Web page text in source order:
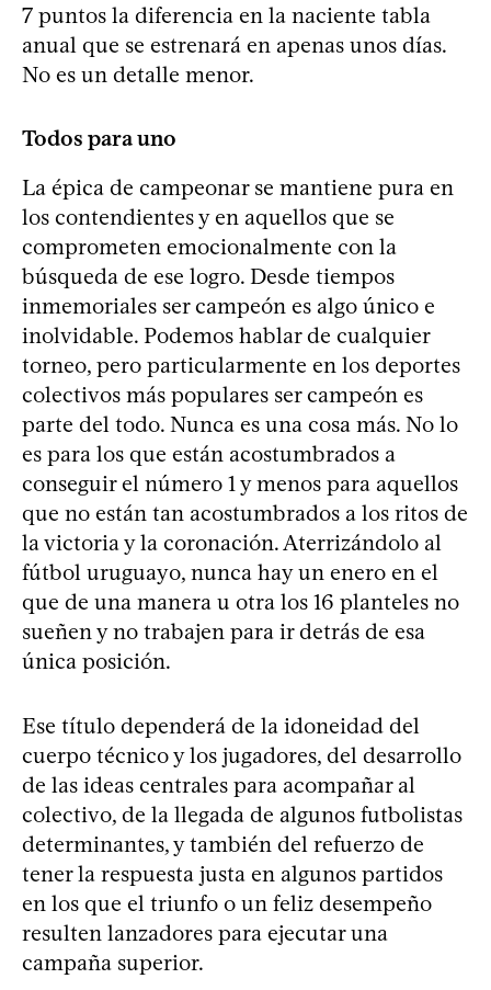
7 puntos la diferencia en la naciente tabla
anual que se estrenará en apenas unos días.
No es un detalle menor.
Todos para uno
La épica de campeonar se mantiene pura en
los contendientes y en aquellos que se
comprometen emocionalmente con la
búsqueda de ese logro. Desde tiempos
inmemoriales ser campeón es algo único e
inolvidable. Podemos hablar de cualquier
torneo, pero particularmente en los deportes
colectivos más populares ser campeón es
parte del todo. Nunca es una cosa más. No lo
es para los que están acostumbrados a
conseguir el número 1 y menos para aquellos
que no están tan acostumbrados a los ritos de
la victoria y la coronación. Aterrizándolo al
fútbol uruguayo, nunca hay un enero en el
que de una manera u otra los 16 planteles no
sueñen y no trabajen para ir detrás de esa
única posición.
Ese título dependerá de la idoneidad del
cuerpo técnico y los jugadores, del desarrollo
de las ideas centrales para acompañar al
colectivo, de la llegada de algunos futbolistas
determinantes, y también del refuerzo de
tener la respuesta justa en algunos partidos
en los que el triunfo o un feliz desempeño
resulten lanzadores para ejecutar una
campaña superior.